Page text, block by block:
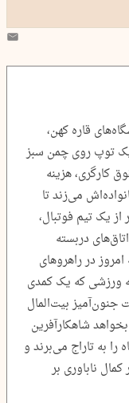
قاره کهن،
توپ روی چمن سبز
کارگری، هزینه
می‌زند تا
از یک تیم فوتبال،
دربسته
در راهروهای
ورزشی که یک کمدی
جنون‌آمیز بیت‌المال
شاهکارآفرین
را به تاراج می‌برند و
ناباوری بر